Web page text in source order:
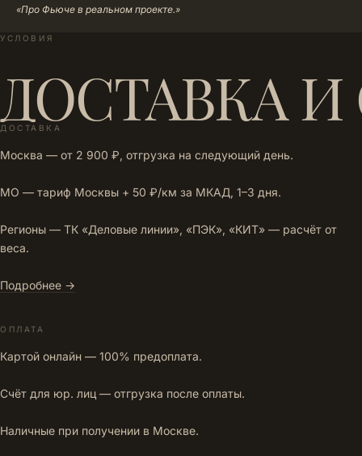
«Про Фьюче в реальном проекте.»
УСЛОВИЯ
ДОСТАВКА
ДОСТАВКА
Москва — от 2 900 ₽, отгрузка на следующий день.
МО — тариф Москвы + 50 ₽/км за МКАД, 1–3 дня.
Регионы — ТК «Деловые линии», «ПЭК», «КИТ» — расчёт от
веса.
Подробнее →
ОПЛАТА
Картой онлайн — 100% предоплата.
Счёт для юр. лиц — отгрузка после оплаты.
Наличные при получении в Москве.